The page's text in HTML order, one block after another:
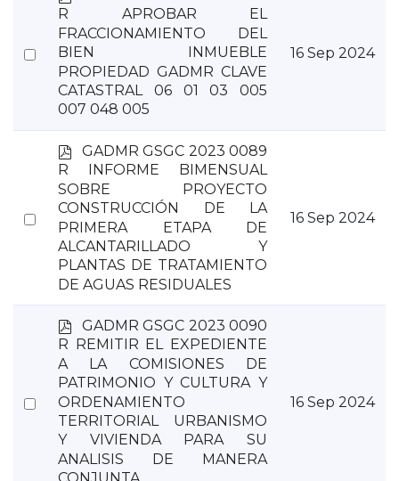
Select
f
R APROBAR EL
FRACCIONAMIENTO DEL
BIEN INMUEBLE
PROPIEDAD GADMR CLAVE
CATASTRAL 06 01 03 005
007 048 005
16 Sep 2024
Select
p
f
GADMR GSGC 2023 0089
R INFORME BIMENSUAL
SOBRE PROYECTO
CONSTRUCCIÓN DE LA
PRIMERA ETAPA DE
ALCANTARILLADO Y
PLANTAS DE TRATAMIENTO
DE AGUAS RESIDUALES
16 Sep 2024
Select
p
d
GADMR GSGC 2023 0090
R REMITIR EL EXPEDIENTE
A LA COMISIONES DE
PATRIMONIO Y CULTURA Y
ORDENAMIENTO
TERRITORIAL URBANISMO
Y VIVIENDA PARA SU
ANALISIS DE MANERA
16 Sep 2024